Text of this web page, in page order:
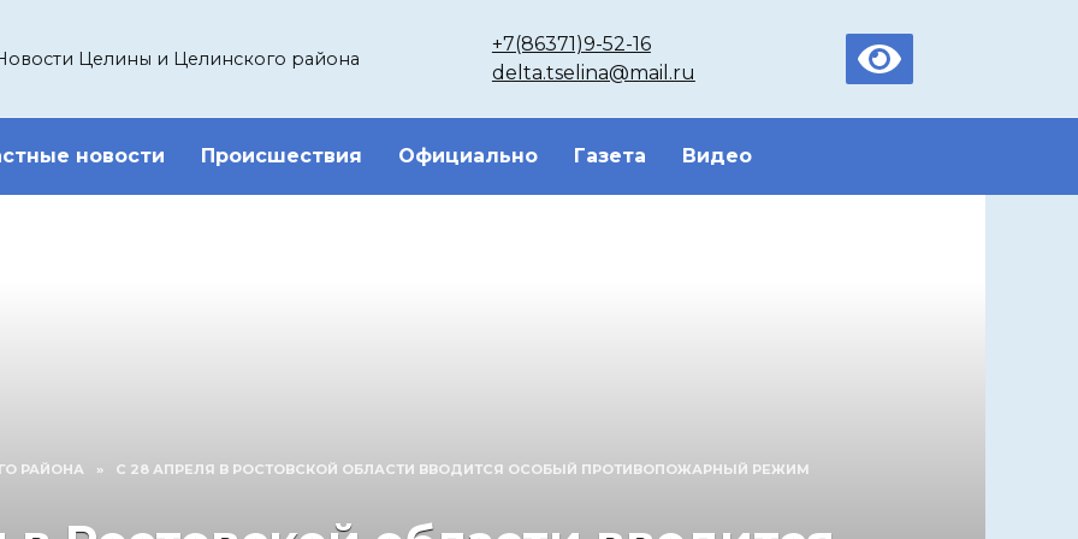
Целины и Целинского района
+7(86371)9-52-16
delta.tselina@mail.ru
новости Происшествия Официально Газета Видео
РАЙОНА » С 28 АПРЕЛЯ В РОСТОВСКОЙ ОБЛАСТИ ВВОДИТСЯ ОСОБЫЙ ПРОТИВОПОЖАРНЫЙ РЕЖИМ